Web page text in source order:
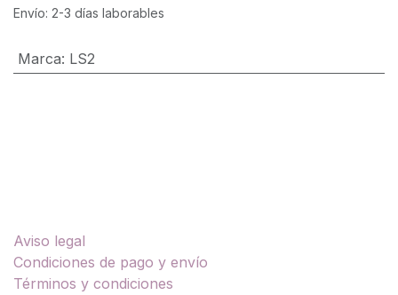
Envío: 2-3 días laborables
Marca: LS2
Aviso legal
Condiciones de pago y envío
Términos y condiciones